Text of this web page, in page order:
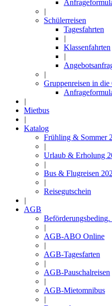
|
Schülerreisen
Tagesfahrten
|
Klassenfahrten
|
|
Gruppenreisen in die
|
Mietbus
|
Katalog
Frühling & Sommer
|
Urlaub & Erholung
|
Bus & Flugreisen
|
Reisegutschein
|
AGB
|
AGB-ABO Online
|
AGB-Tagesfarten
|
AGB-Pauschalreisen
|
AGB-Mietomnibus
|